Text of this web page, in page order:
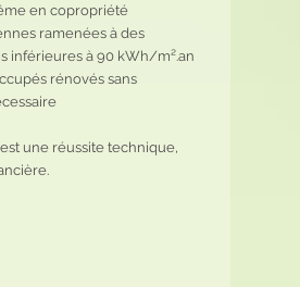
en copropriété
ramenées à des
inférieures à 90 kWh/m².an
rénovés sans
une réussite technique,